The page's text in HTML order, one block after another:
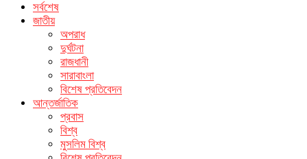
সর্বশেষ
জাতীয়
অপরাধ
দুর্ঘটনা
রাজধানী
সারাবাংলা
বিশেষ প্রতিবেদন
আন্তর্জাতিক
প্রবাস
বিশ্ব
মুসলিম বিশ্ব